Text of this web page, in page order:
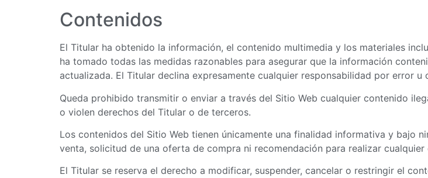
Contenidos
El Titular ha obtenido la información, el contenido multimedia y los materiales
ha tomado todas las medidas razonables para asegurar que la información
actualizada. El Titular declina expresamente cualquier responsabilidad por error
Queda prohibido transmitir o enviar a través del Sitio Web cualquier contenido
o violen derechos del Titular o de terceros.
Los contenidos del Sitio Web tienen únicamente una finalidad informativa y bajo
venta, solicitud de una oferta de compra ni recomendación para realizar
El Titular se reserva el derecho a modificar, suspender, cancelar o restringir el